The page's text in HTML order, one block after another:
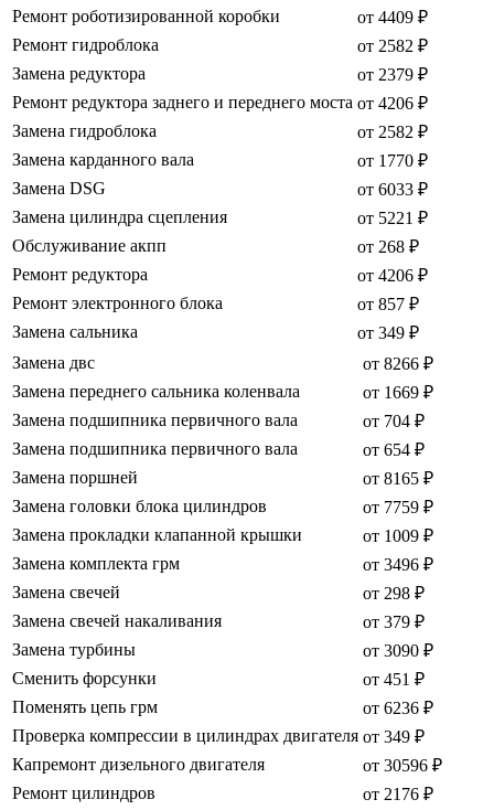
Ремонт роботизированной коробки
от 4409 ₽
Ремонт гидроблока
от 2582 ₽
Замена редуктора
от 2379 ₽
Ремонт редуктора заднего и переднего моста от 4206 ₽
Замена гидроблока
от 2582 ₽
Замена карданного вала
от 1770 ₽
Замена DSG
от 6033 ₽
Замена цилиндра сцепления
от 5221 ₽
Обслуживание акпп
от 268 ₽
Ремонт редуктора
от 4206 ₽
Ремонт электронного блока
от 857 ₽
Замена сальника
от 349 ₽
Замена двс
от 8266 ₽
Замена переднего сальника коленвала
от 1669 ₽
Замена подшипника первичного вала
от 704 ₽
Замена подшипника первичного вала
от 654 ₽
Замена поршней
от 8165 ₽
Замена головки блока цилиндров
от 7759 ₽
Замена прокладки клапанной крышки
от 1009 ₽
Замена комплекта грм
от 3496 ₽
Замена свечей
от 298 ₽
Замена свечей накаливания
от 379 ₽
Замена турбины
от 3090 ₽
Сменить форсунки
от 451 ₽
Поменять цепь грм
от 6236 ₽
Проверка компрессии в цилиндрах двигателя от 349 ₽
Капремонт дизельного двигателя
от 30596 ₽
Ремонт цилиндров
от 2176 ₽